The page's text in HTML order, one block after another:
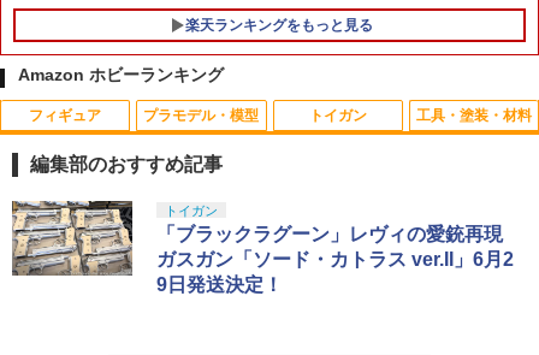
楽天ランキングをもっと見る
1
2026年11月予約 ガチャ【くずみちゃん
ミニチュアマーカー コンプリート 6種セ
ット カプセルトイ】
￥1,800
1
【お買い物マラソン開催中♪ ポイント2
倍】サテライト satellte オプティクスク
リーナー レンズクリーナー メンテナン
￥1,000
1
RDX用 樹脂製 ピストン/スプリングキャ
ップ/シャフトガイド [D1-S9M](JAN：4
582586513656)
￥715
Amazon ホビーランキング
フィギュア
1
タカラトミー(TAKARA TOMY) T-SPAR
K トランスフォーマー ニューレジェンズ
NL-07 サウンドウェーブ 可動フィギュア
￥4,440
プラモデル・模型
1
BANDAI SPIRITS(バンダイ スピリッツ)
30MS SIS-J00 メルンジャ[カラーA] 色
分け済みプラモデル
￥4,200
トイガン
1
東京マルイ(TOKYO MARUI) No.25 コル
ト ガバメント HG 18歳以上エアーHOP
ハンドガン
￥3,384
工具・塗装・材料
1
LOCTITE(ロックタイト) シールはがし
プレミアム 220ml
￥962
編集部のおすすめ記事
トイガン
「ブラックラグーン」レヴィの愛銃再現
ガスガン「ソード・カトラス ver.II」6月2
9日発送決定！